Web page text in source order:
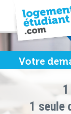
Votre
1 seule